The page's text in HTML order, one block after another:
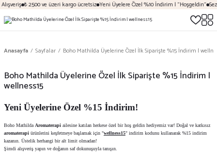
₺ 2500 ve üzeri kargo ücretsiz Yeni Üyelere Özel %10 İndirim | "Hoşgeldin"
Anasayfa Sayfalar Boho Mathilda Üyelerine Özel İlk Siparişte %15 İndirim |
Boho Mathilda Üyelerine Özel İlk Siparişte %15 İndirim |
wellness15
Yeni Üyelerine Özel %15 İndirim!
Boho Mathilda Aromaterapi ailesine katılan herkese özel bir hoş geldin hediyemiz var! Doğal ve katkısız
aromaterapi ürünlerini keşfetmeye başlamak için "wellness15" indirim kodunu kullanarak %15 indirim
kazanın. Üstelik herhangi bir alt limit olmadan!
Şimdi alışveriş yapın ve doğanın saf dokunuşuyla tanışın.